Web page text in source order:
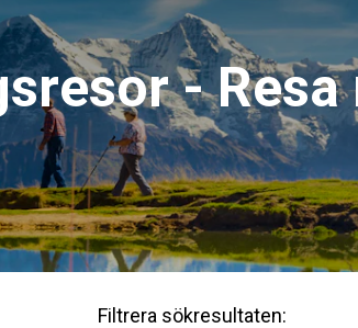
- Resa
Filtrera sökresultaten: